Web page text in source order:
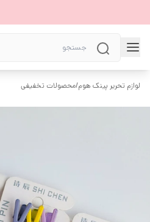
لوازم تحریر پینک هوم/محصولات تخفیفی